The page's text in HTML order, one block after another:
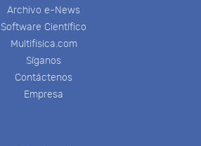
Archivo e-News
Software Científico
Multifisica.com
Síganos
Contáctenos
Empresa